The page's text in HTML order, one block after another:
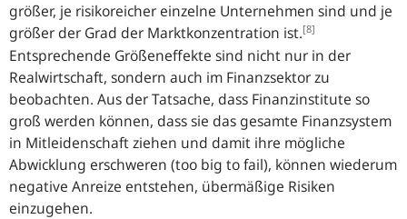
größer, je risikoreicher einzelne Unternehmen sind und je
größer der Grad der Marktkonzentration ist.[8]
Entsprechende Größeneffekte sind nicht nur in der
Realwirtschaft, sondern auch im Finanzsektor zu
beobachten. Aus der Tatsache, dass Finanzinstitute so
groß werden können, dass sie das gesamte Finanzsystem
in Mitleidenschaft ziehen und damit ihre mögliche
Abwicklung erschweren (too big to fail), können wiederum
negative Anreize entstehen, übermäßige Risiken
einzugehen.